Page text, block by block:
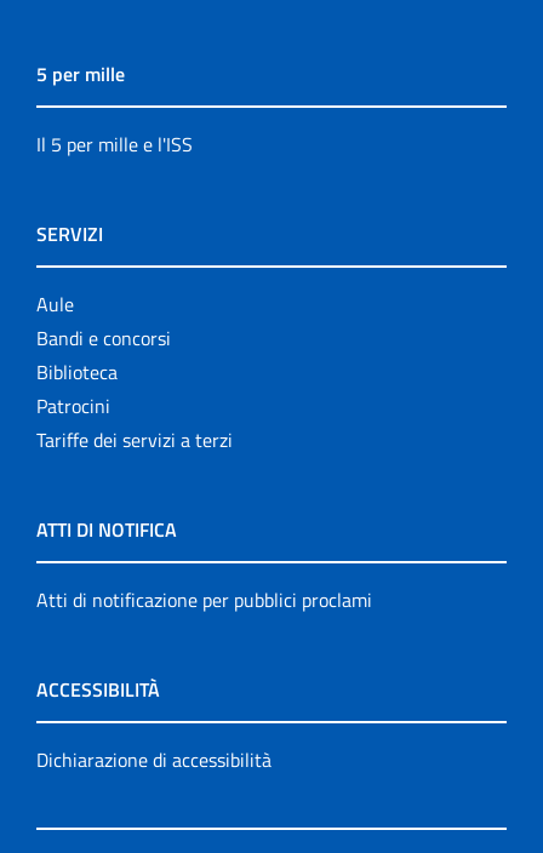
5 per mille
Il 5 per mille e l'ISS
SERVIZI
Aule
Bandi e concorsi
Biblioteca
Patrocini
Tariffe dei servizi a terzi
ATTI DI NOTIFICA
Atti di notificazione per pubblici proclami
ACCESSIBILITÀ
Dichiarazione di accessibilità